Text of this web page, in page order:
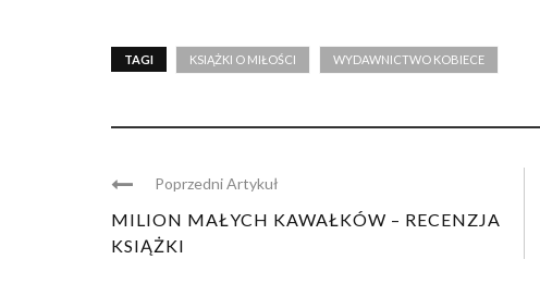
TAGI KSIĄŻKI O MIŁOŚCI WYDAWNICTWO KOBIECE
Poprzedni Artykuł
MILION MAŁYCH KAWAŁKÓW – RECENZJA
KSIĄŻKI